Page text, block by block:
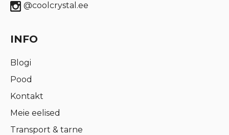
@coolcrystal.ee
INFO
Blogi
Pood
Kontakt
Meie eelised
Transport & tarne